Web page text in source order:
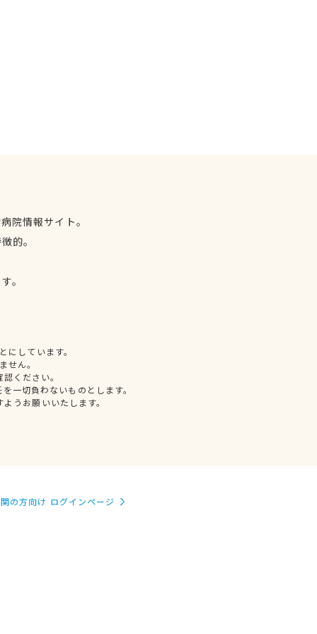
院情報サイト。
的。
。
しています。
せん。
ください。
一切負わないものとします。
うお願いいたします。
の方向け ログインページ